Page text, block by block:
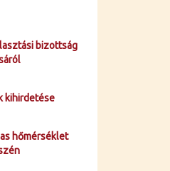
bizottság
kihirdetése
hőmérséklet